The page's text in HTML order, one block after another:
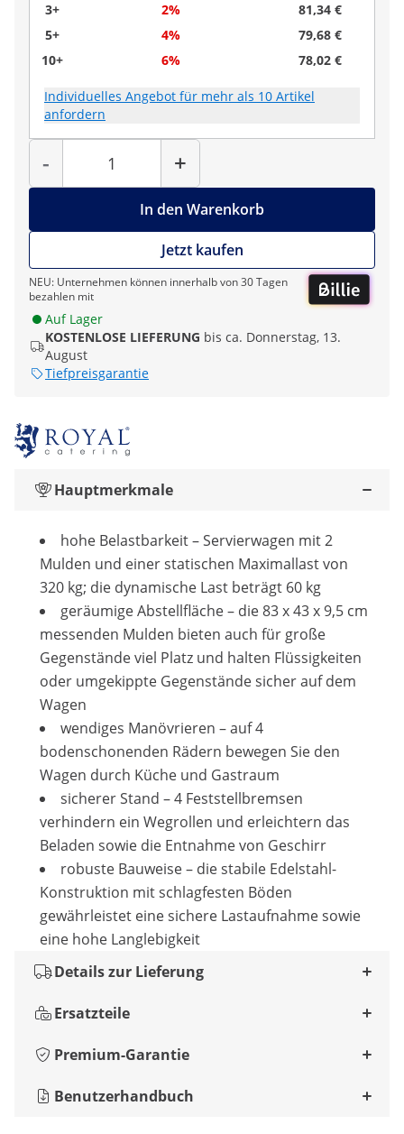
3+
2%
81,34 €
5+
4%
79,68 €
10+
6% 78,02 €
Individuelles Angebot für mehr als 10 Artikel
anfordern
-
Menge
+
In den Warenkorb
Jetzt kaufen
NEU: Unternehmen können innerhalb von 30 Tagen
bezahlen mit
Auf Lager
KOSTENLOSE LIEFERUNG bis ca. Donnerstag, 13.
August
Tiefpreisgarantie
Hauptmerkmale
hohe Belastbarkeit – Servierwagen mit 2
Mulden und einer statischen Maximallast von
320 kg; die dynamische Last beträgt 60 kg
geräumige Abstellfläche – die 83 x 43 x 9,5 cm
messenden Mulden bieten auch für große
Gegenstände viel Platz und halten Flüssigkeiten
oder umgekippte Gegenstände sicher auf dem
Wagen
wendiges Manövrieren – auf 4
bodenschonenden Rädern bewegen Sie den
Wagen durch Küche und Gastraum
sicherer Stand – 4 Feststellbremsen
verhindern ein Wegrollen und erleichtern das
Beladen sowie die Entnahme von Geschirr
robuste Bauweise – die stabile Edelstahl-
Konstruktion mit schlagfesten Böden
gewährleistet eine sichere Lastaufnahme sowie
eine hohe Langlebigkeit
Details zur Lieferung
Ersatzteile
Premium-Garantie
Benutzerhandbuch